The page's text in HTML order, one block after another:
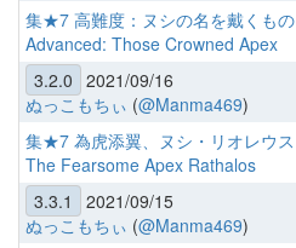
集★7 高難度：ヌシの名を戴くもの
Advanced: Those Crowned Apex
3.2.0 2021/09/16
ぬっこもちぃ (@Manma469)
集★7 為虎添翼、ヌシ・リオレウス
The Fearsome Apex Rathalos
3.3.1
2021/09/15
ぬっこもちぃ (@Manma469)